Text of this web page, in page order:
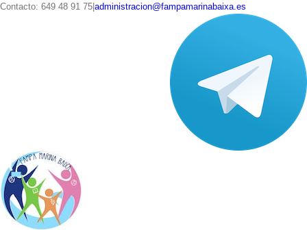
Skip
Contacto: 649 48 91 75 administracion@fampamarinabaixa.es
Facebook
Telegram